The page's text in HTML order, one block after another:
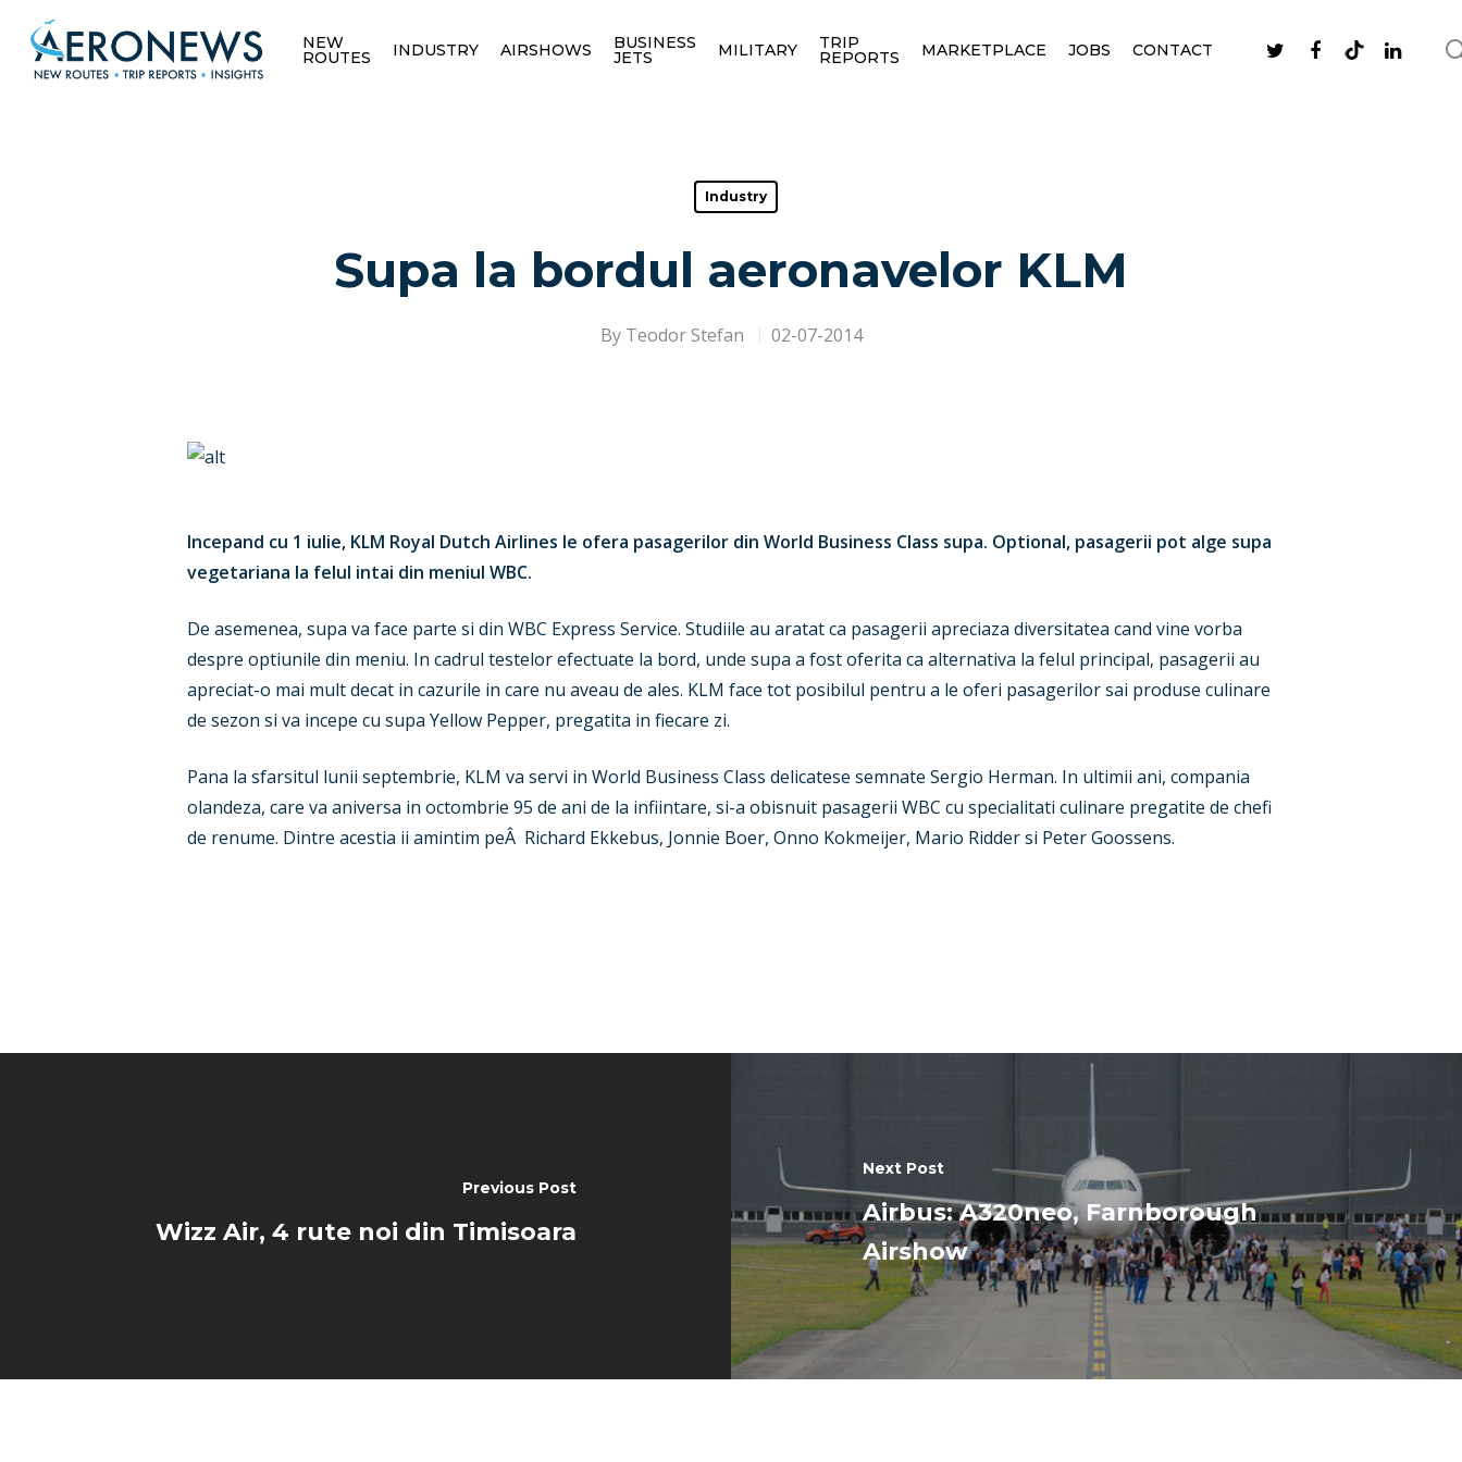
NEW
ROUTES INDUSTRY AIRSHOWS BUSINESS
JETS MILITARY TRIP
REPORTS MARKETPLACE JOBS CONTACT
Industry
Supa la bordul aeronavelor KLM
By Teodor Stefan 02-07-2014
Incepand cu 1 iulie, KLM Royal Dutch Airlines le ofera pasagerilor din World Business Class supa. Optional, pasagerii pot alge supa
vegetariana la felul intai din meniul WBC.
De asemenea, supa va face parte si din WBC Express Service. Studiile au aratat ca pasagerii apreciaza diversitatea cand vine vorba
despre optiunile din meniu. In cadrul testelor efectuate la bord, unde supa a fost oferita ca alternativa la felul principal, pasagerii au
apreciat-o mai mult decat in cazurile in care nu aveau de ales. KLM face tot posibilul pentru a le oferi pasagerilor sai produse culinare
de sezon si va incepe cu supa Yellow Pepper, pregatita in fiecare zi.
Pana la sfarsitul lunii septembrie, KLM va servi in World Business Class delicatese semnate Sergio Herman. In ultimii ani, compania
olandeza, care va aniversa in octombrie 95 de ani de la infiintare, si-a obisnuit pasagerii WBC cu specialitati culinare pregatite de chefi
de renume. Dintre acestia ii amintim peÂ Richard Ekkebus, Jonnie Boer, Onno Kokmeijer, Mario Ridder si Peter Goossens.
Previous Post
Wizz Air, 4 rute noi din Timisoara
Next Post
Airbus: A320neo, Farnborough
Airshow